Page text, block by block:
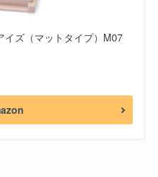
イズ（マットタイプ）M07